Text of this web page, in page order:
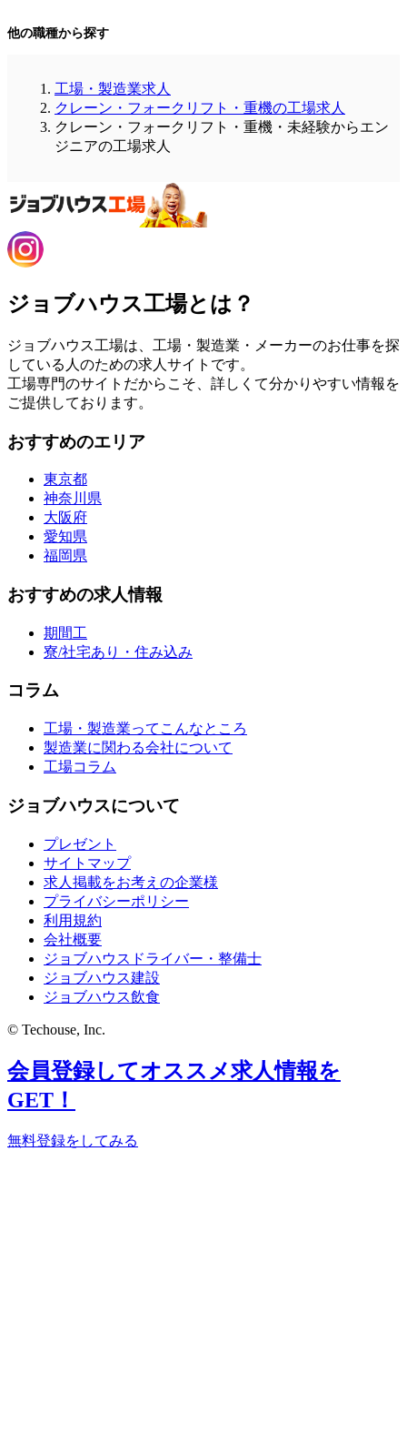
他の職種から探す
工場・製造業求人
クレーン・フォークリフト・重機の工場求人
クレーン・フォークリフト・重機・未経験からエン
ジニアの工場求人
ジョブハウス工場とは？
ジョブハウス工場は、工場・製造業・メーカーのお仕事を探
している人のための求人サイトです。
工場専門のサイトだからこそ、詳しくて分かりやすい情報を
ご提供しております。
おすすめのエリア
東京都
神奈川県
大阪府
愛知県
福岡県
おすすめの求人情報
期間工
寮/社宅あり・住み込み
コラム
工場・製造業ってこんなところ
製造業に関わる会社について
工場コラム
ジョブハウスについて
プレゼント
サイトマップ
求人掲載をお考えの企業様
プライバシーポリシー
利用規約
会社概要
ジョブハウスドライバー・整備士
ジョブハウス建設
ジョブハウス飲食
© Techouse, Inc.
会員登録してオススメ求人情報を
GET！
無料登録をしてみる